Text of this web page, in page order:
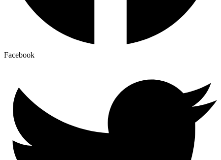
Facebook